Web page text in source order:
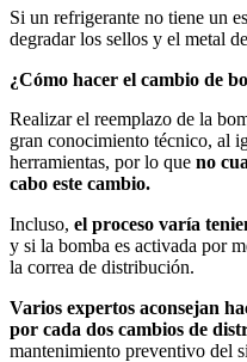
Si un refrigerante no tiene un
degradar los sellos y el metal
¿Cómo hacer el cambio de
Realizar el reemplazo de la
gran conocimiento técnico, al
herramientas, por lo que no
cabo este cambio.
Incluso, el proceso varía
y si la bomba es activada por
la correa de distribución.
Varios expertos aconsejan
por cada dos cambios de
mantenimiento preventivo del